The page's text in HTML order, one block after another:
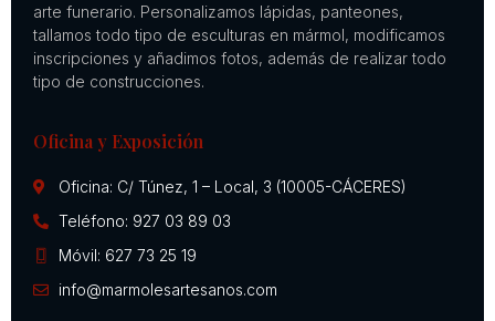
arte funerario. Personalizamos lápidas, panteones,
tallamos todo tipo de esculturas en mármol, modificamos
inscripciones y añadimos fotos, además de realizar todo
tipo de construcciones.
Oficina y Exposición
Oficina: C/ Túnez, 1 – Local, 3 (10005-CÁCERES)
Teléfono: 927 03 89 03
Móvil: 627 73 25 19
info@marmolesartesanos.com